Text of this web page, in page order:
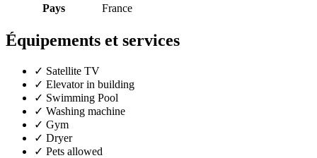
Pays
France
Équipements et services
✓ Satellite TV
✓ Elevator in building
✓ Swimming Pool
✓ Washing machine
✓ Gym
✓ Dryer
✓ Pets allowed